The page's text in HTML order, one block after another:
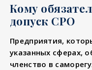
Кому
допуск СРО
Предприятия,
указанных сферах,
членство в